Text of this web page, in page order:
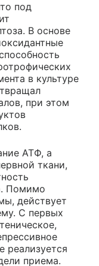
под
В основе
в культуре
при этом
АТФ, а
ткани,
Помимо
действует
С первых
реализуется
приема.